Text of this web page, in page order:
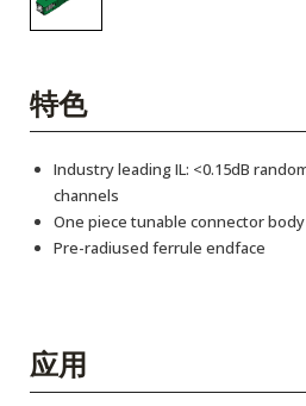
特色
Industry leading IL: <0.15dB
channels
One piece tunable connector body
Pre-radiused ferrule endface
应用